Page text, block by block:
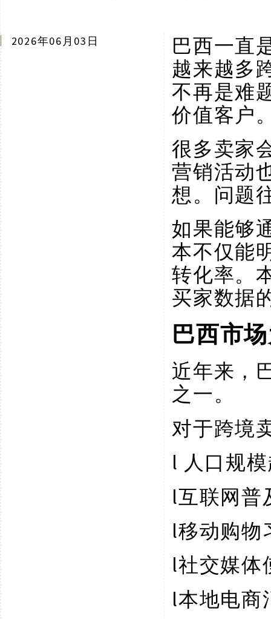
2026年06月03日
巴西一直
越来越多
不再是难
价值客户
很多卖家
营销活动
想。问题
如果能够
本不仅能
转化率。
买家数据
巴西市
近年来，
之一。
对于跨境
l 人口规
l互联网普
l移动购物
l社交媒体
l本地电商